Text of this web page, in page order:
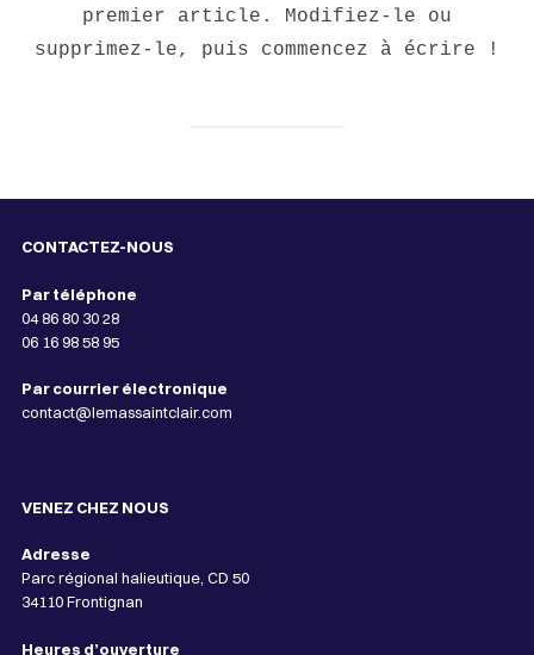
premier article. Modifiez-le ou
supprimez-le, puis commencez à écrire !
CONTACTEZ-NOUS
Par téléphone
04 86 80 30 28
06 16 98 58 95
Par courrier électronique
contact@lemassaintclair.com
VENEZ CHEZ NOUS
Adresse
Parc régional halieutique, CD 50
34110 Frontignan
Heures d’ouverture